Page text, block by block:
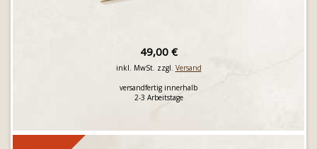
49,00 €
inkl. MwSt. zzgl. Versand
versandfertig innerhalb
2-3 Arbeitstage